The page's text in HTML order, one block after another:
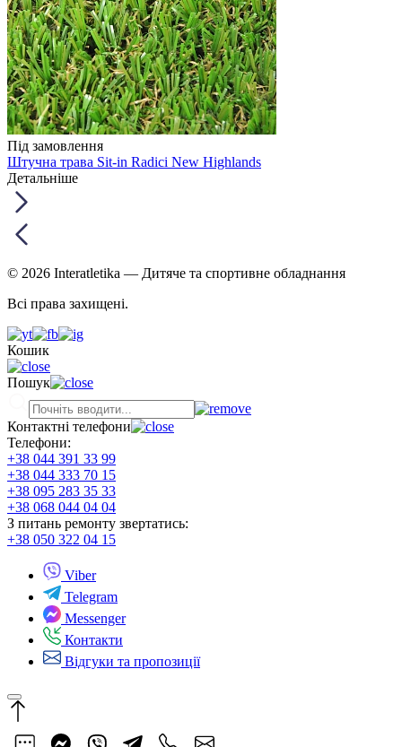
Під замовлення
Штучна трава Sit-in Radici New Highlands
Детальніше
© 2026 Interatletika — Дитяче та спортивне обладнання
Всі права захищені.
Кошик
Пошук
Контактні телефони
Телефони:
+38 044 391 33 99
+38 044 333 70 15
+38 095 283 35 33
+38 068 044 04 04
З питань ремонту звертатись:
+38 050 322 04 15
Viber
Telegram
Messenger
Контакти
Відгуки та пропозиції